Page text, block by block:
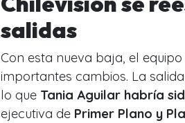
salidas
Con esta nueva baja, el
importantes cambios. La
lo que Tania Aguilar habría
ejecutiva de Primer Plano y